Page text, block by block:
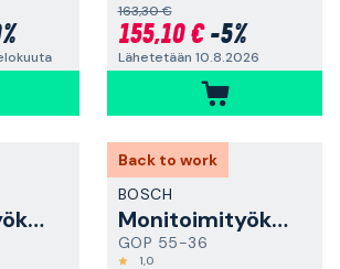
163,30 €
155,10 €-5%
Lähetetään 10.8.2026
Monitoimityökalu
Back to work
BOSCH
Monitoimityökalu
GOP 55-36
1,0